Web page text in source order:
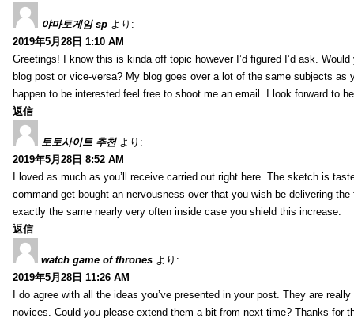
야마토게임 sp より:
2019年5月28日 1:10 AM
Greetings! I know this is kinda off topic however I’d figured I’d ask.
blog post or vice-versa? My blog goes over a lot of the same subjects
happen to be interested feel free to shoot me an email. I look forward to
返信
토토사이트 추천 より:
2019年5月28日 8:52 AM
I loved as much as you’ll receive carried out right here. The sketch is
command get bought an nervousness over that you wish be delivering
exactly the same nearly very often inside case you shield this increase.
返信
watch game of thrones より:
2019年5月28日 11:26 AM
I do agree with all the ideas you’ve presented in your post. They are
novices. Could you please extend them a bit from next time? Thanks for